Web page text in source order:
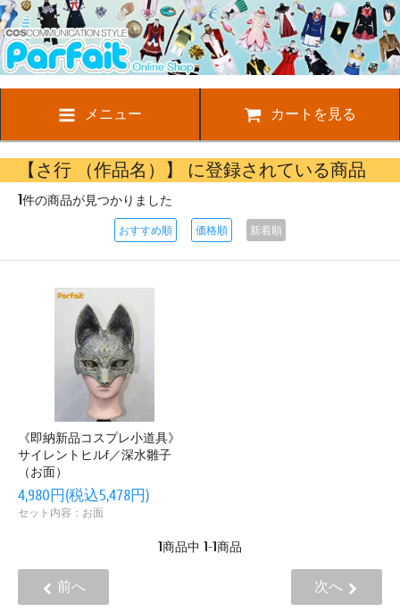
メニュー カートを見る
【さ行 （作品名）】 に登録されている商品
1件の商品が見つかりました
おすすめ順 価格順 新着順
《即納新品コスプレ小道具》
サイレントヒルf／深水雛子
（お面）
4,980円(税込5,478円)
セット内容：お面
1商品中 1-1商品
前へ 次へ